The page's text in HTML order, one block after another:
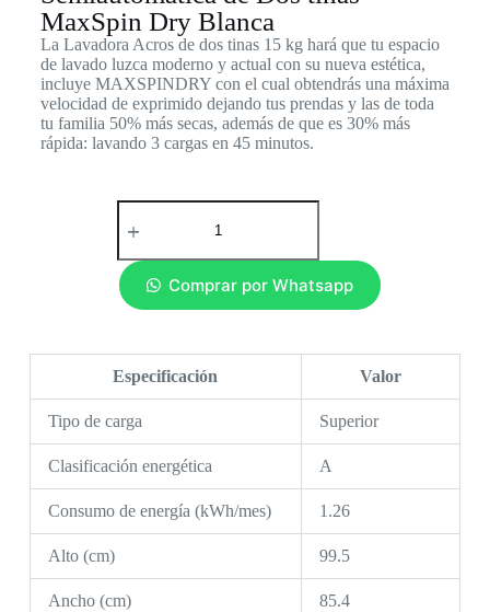
MaxSpin Dry Blanca
La Lavadora Acros de dos tinas 15 kg hará que tu espacio
de lavado luzca moderno y actual con su nueva estética,
incluye MAXSPINDRY con el cual obtendrás una máxima
velocidad de exprimido dejando tus prendas y las de toda
tu familia 50% más secas, además de que es 30% más
rápida: lavando 3 cargas en 45 minutos.
Comprar por Whatsapp
Especificación Valor
Tipo de carga Superior
Clasificación energética A
Consumo de energía (kWh/mes) 1.26
Alto (cm) 99.5
Ancho (cm) 85.4